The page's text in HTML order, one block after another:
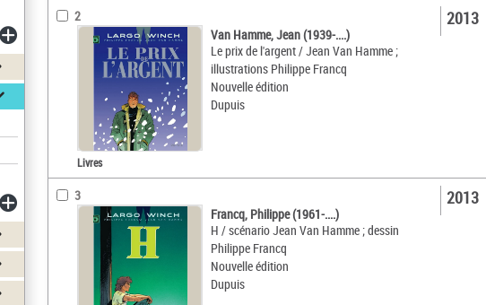
2
Van Hamme, Jean (1939-....)
Le prix de l'argent / Jean Van Hamme ;
illustrations Philippe Francq
Nouvelle édition
Dupuis
2013
Livres
3
Francq, Philippe (1961-....)
H / scénario Jean Van Hamme ; dessin
Philippe Francq
Nouvelle édition
Dupuis
2013